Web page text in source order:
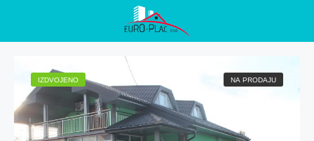
IZDVOJENO NA PRODAJU